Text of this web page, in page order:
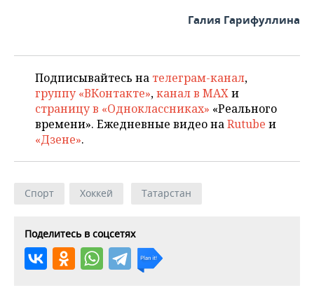
Галия Гарифуллина
Подписывайтесь на телеграм-канал,
группу «ВКонтакте»,канал в MAXи
страницу в «Одноклассниках» «Реального
времени». Ежедневные видео наRutube и
«Дзене».
Спорт Хоккей Татарстан
Поделитесь в соцсетях